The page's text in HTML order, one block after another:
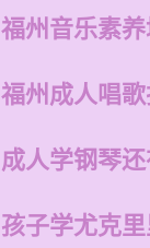
福州音乐素
福州成人唱
成人学钢琴
孩子学尤克